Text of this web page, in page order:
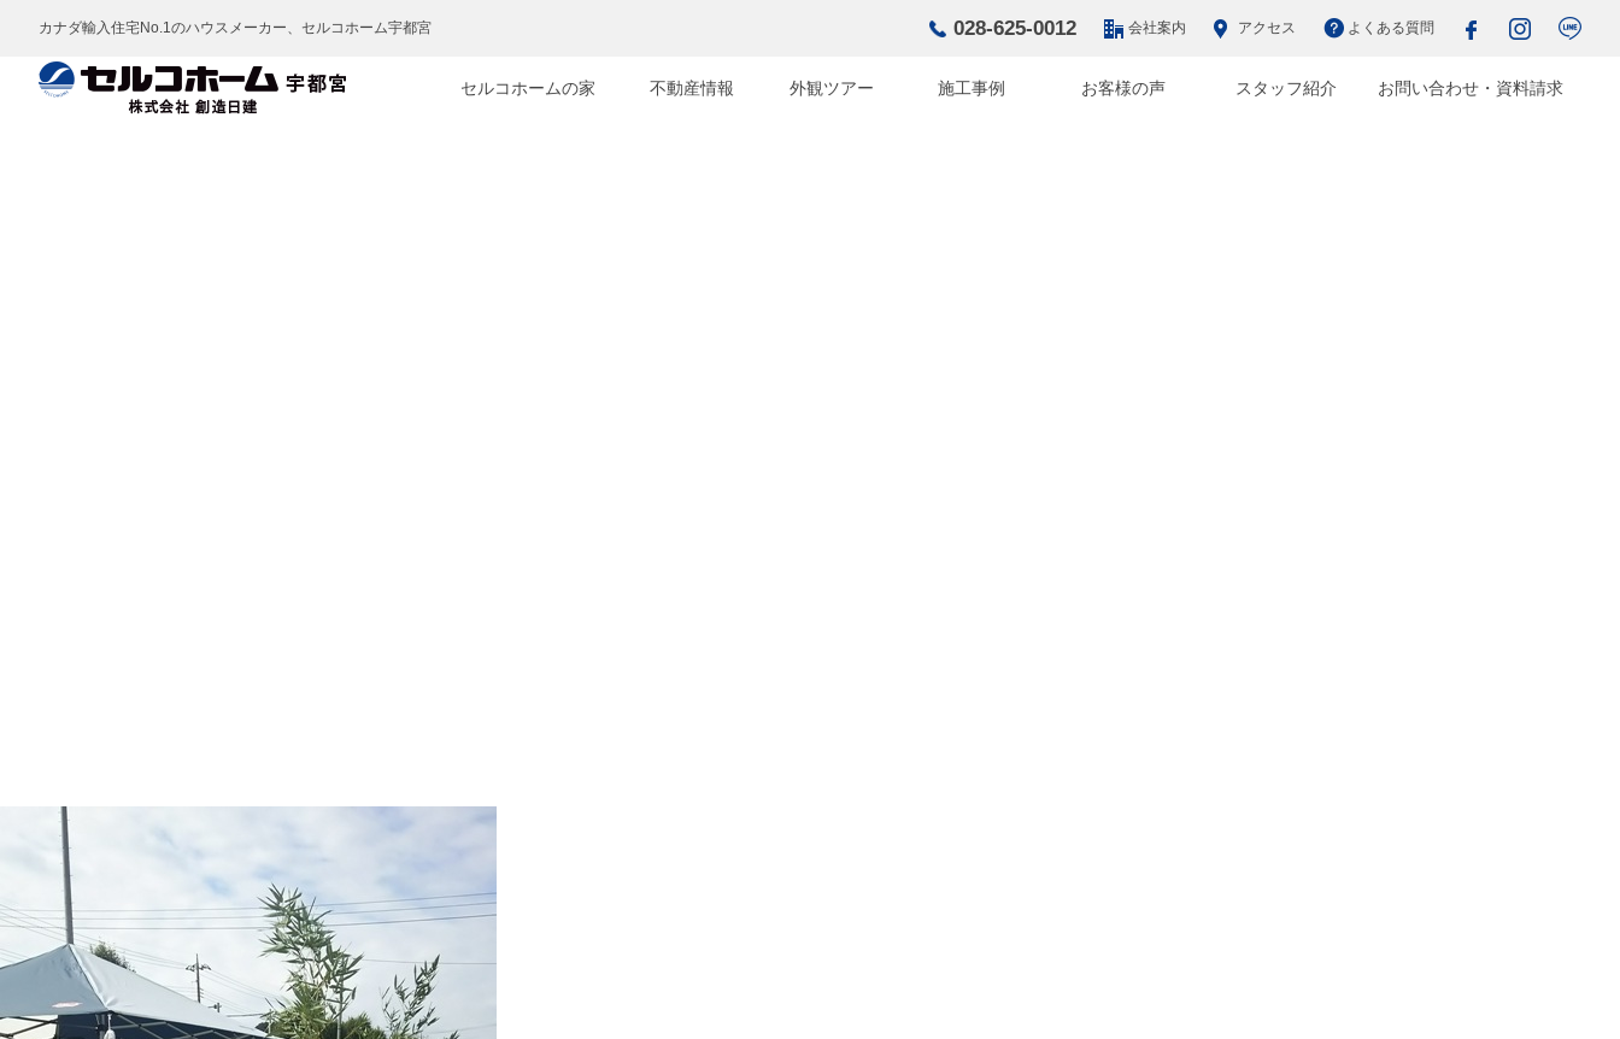
カナダ輸入住宅No.1のハウスメーカー、セルコホーム宇都宮 028-625-0012 会社案内 アクセス よくある質問
セルコホームの家 不動産情報 外観ツアー 施工事例 お客様の声 スタッフ紹介 お問い合わせ・資料請求